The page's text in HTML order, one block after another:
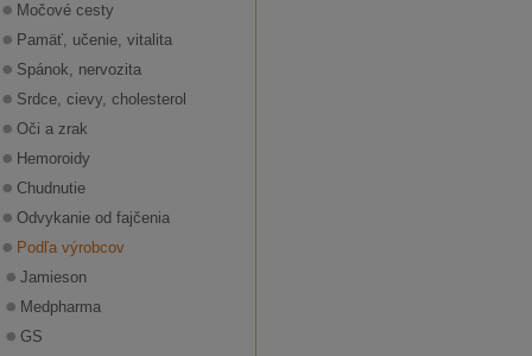
Močové cesty
Pamäť, učenie, vitalita
Spánok, nervozita
Srdce, cievy, cholesterol
Oči a zrak
Hemoroidy
Chudnutie
Odvykanie od fajčenia
Podľa výrobcov
Jamieson
Medpharma
GS